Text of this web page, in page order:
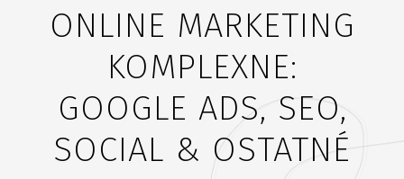
ONLINE MARKETING
KOMPLEXNE:
GOOGLE ADS, SEO,
SOCIAL & OSTATNÉ